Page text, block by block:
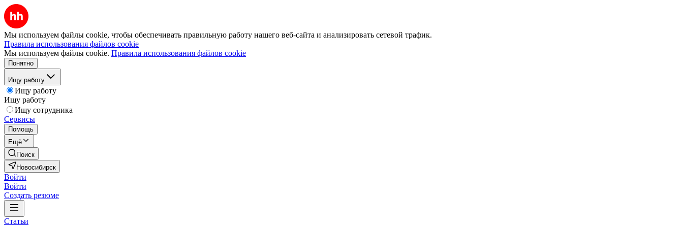
Мы используем файлы cookie, чтобы обеспечивать правильную работу нашего веб-сайта и анализировать сетевой трафик.
Правила использования файлов cookie
Мы используем файлы cookie. Правила использования файлов cookie
Понятно
Ищу работу
Ищу работу
Ищу работу
Ищу сотрудника
Сервисы
Помощь
Ещё
Поиск
Новосибирск
Войти
Войти
Создать резюме
Статьи